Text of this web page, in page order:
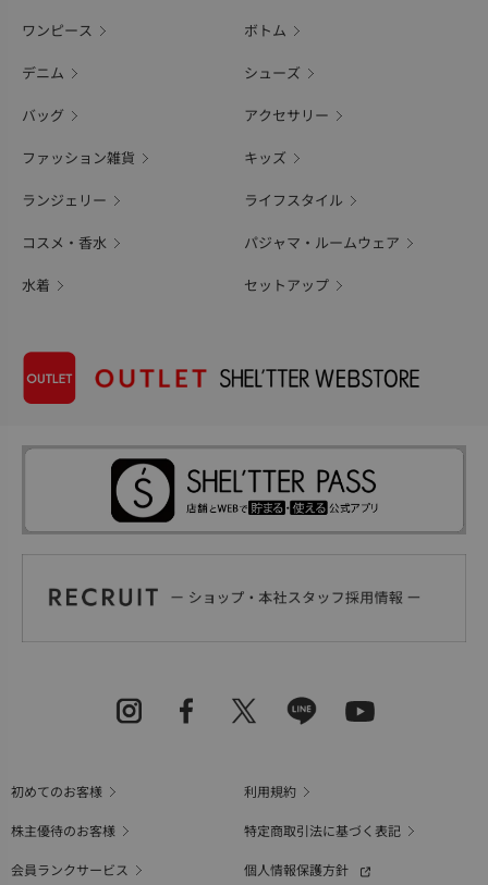
ワンピース ボトム
デニム シューズ
バッグ アクセサリー
ファッション雑貨 キッズ
ランジェリー ライフスタイル
コスメ・香水 パジャマ・ルームウェア
水着 セットアップ
初めてのお客様
利用規約
株主優待のお客様
特定商取引法に基づく表記
会員ランクサービス
個人情報保護方針